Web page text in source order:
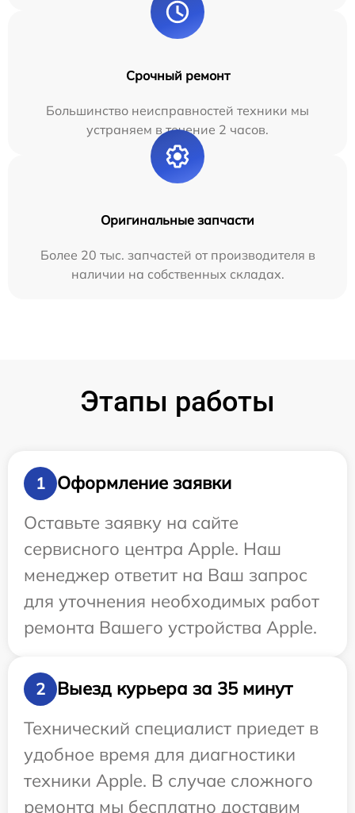
Срочный ремонт
Большинство неисправностей техники мы
устраняем в течение 2 часов.
Оригинальные запчасти
Более 20 тыс. запчастей от производителя в
наличии на собственных складах.
Этапы работы
1
Оформление заявки
Оставьте заявку на сайте
сервисного центра Apple. Наш
менеджер ответит на Ваш запрос
для уточнения необходимых работ
ремонта Вашего устройства Apple.
2
Выезд курьера за 35 минут
Технический специалист приедет в
удобное время для диагностики
техники Apple. В случае сложного
ремонта мы бесплатно доставим